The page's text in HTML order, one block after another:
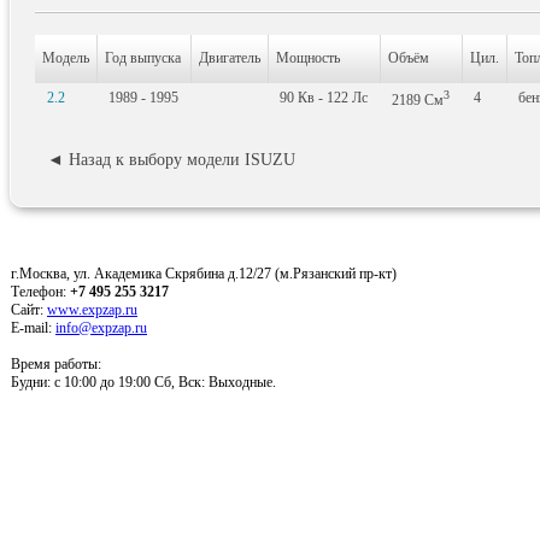
Модель Год выпуска Двигатель Мощность Объём Цил.
2.2 1989 - 1995 90 Кв - 122 Лс 2189 См3 4
◄ Назад к выбору модели ISUZU
г.Москва, ул. Академика Скрябина д.12/27 (м.Рязанский пр-кт)
Телефон: +7 495 255 3217
Сайт: www.expzap.ru
E-mail: info@expzap.ru
Время работы:
Будни: c 10:00 до 19:00 Сб, Вск: Выходные.